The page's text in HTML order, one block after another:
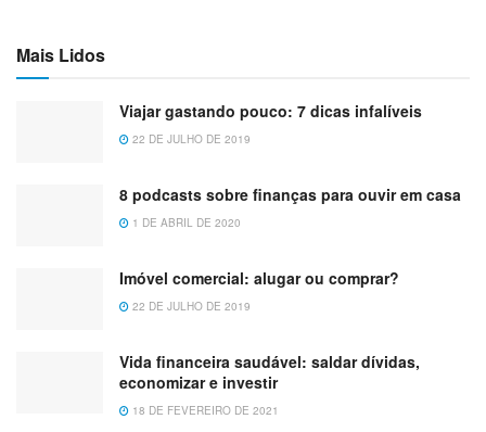
Mais Lidos
Viajar gastando pouco: 7 dicas infalíveis
22 DE JULHO DE 2019
8 podcasts sobre finanças para ouvir em casa
1 DE ABRIL DE 2020
Imóvel comercial: alugar ou comprar?
22 DE JULHO DE 2019
Vida financeira saudável: saldar dívidas,
economizar e investir
18 DE FEVEREIRO DE 2021